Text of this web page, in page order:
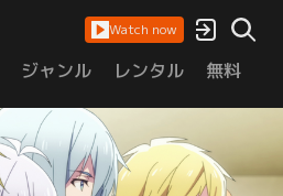
Watch now
ジャンル レンタル 無料